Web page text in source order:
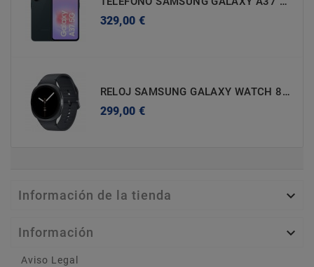
329,00 €
RELOJ SAMSUNG GALAXY WATCH 8 BLUETOOTH SM-L320NDAAEUB
299,00 €
Información de la tienda 
Información 
Aviso Legal